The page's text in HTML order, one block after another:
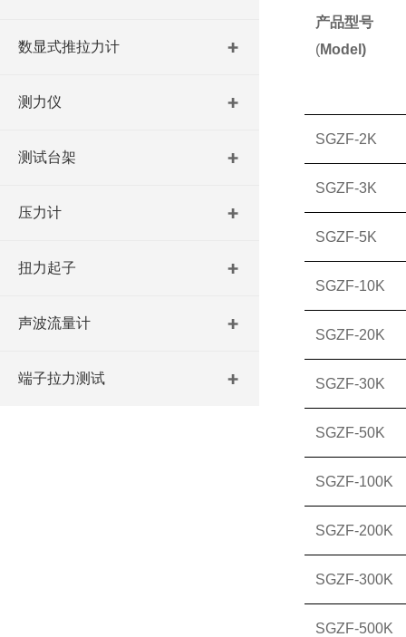
数显式推拉力计
测力仪
测试台架
压力计
扭力起子
声波流量计
端子拉力测试
产品型号
(Model)
SGZF-2K
SGZF-3K
SGZF-5K
SGZF-10K
SGZF-20K
SGZF-30K
SGZF-50K
SGZF-100K
SGZF-200K
SGZF-300K
SGZF-500K